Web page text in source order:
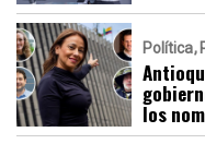
Política
los